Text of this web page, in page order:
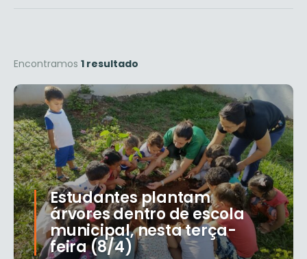
Encontramos 1 resultado
Estudantes plantam
árvores dentro de escola
municipal, nesta terça-
feira (8/4)